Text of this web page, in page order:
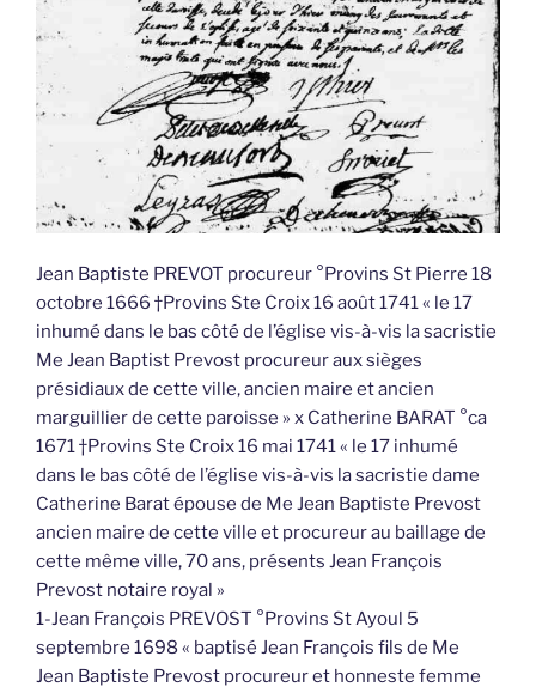
Jean Baptiste PREVOT procureur °Provins St Pierre 18
octobre 1666 †Provins Ste Croix 16 août 1741 « le 17
inhumé dans le bas côté de l’église vis-à-vis la sacristie
Me Jean Baptist Prevost procureur aux sièges
présidiaux de cette ville, ancien maire et ancien
marguillier de cette paroisse » x Catherine BARAT °ca
1671 †Provins Ste Croix 16 mai 1741 « le 17 inhumé
dans le bas côté de l’église vis-à-vis la sacristie dame
Catherine Barat épouse de Me Jean Baptiste Prevost
ancien maire de cette ville et procureur au baillage de
cette même ville, 70 ans, présents Jean François
Prevost notaire royal »
1-Jean François PREVOST °Provins St Ayoul 5
septembre 1698 « baptisé Jean François fils de Me
Jean Baptiste Prevost procureur et honneste femme